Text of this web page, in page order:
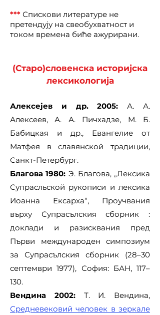
*** Спискови литературе не
претендују на свеобухватност и
током времена биће ажурирани.
(Старо)словенска историјска
лексикологија
Алексејев и др. 2005: А. А.
Алексеев, А. А. Пичхадзе, М. Б.
Бабицкая и др., Евангелие от
Матфея в славянской традиции,
Санкт-Петербург.
Благова 1980: Э. Благова, „Лексика
Супрасльской рукописи и лексика
Иоанна Ексарха“, Проучвания
върху Супрасълския сборник :
доклади и разисквания пред
Първи международен симпозиум
за Супрасълския сборник (28–30
септември 1977), София: БАН, 117–
130.
Вендина 2002:Т. И. Вендина,
Средневековий человек в зеркале